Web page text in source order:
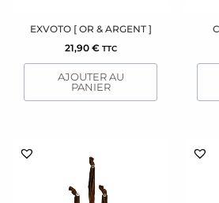
EXVOTO [ OR & ARGENT ]
21,90 € TTC
AJOUTER AU
PANIER
produit
a
plusieurs